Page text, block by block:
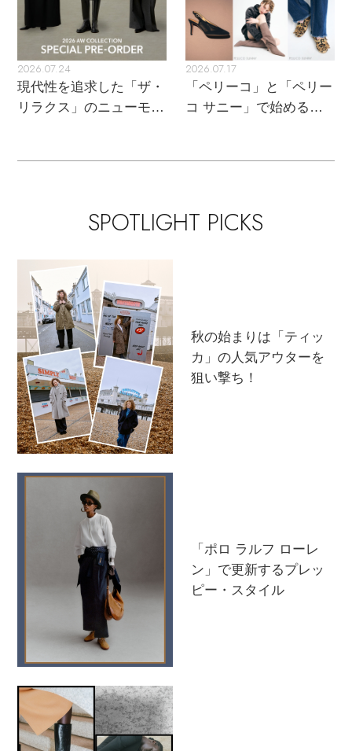
Stay in the Loop
2026.07.24
現代性を追求した「ザ・
リラクス」のニューモダ
2026.07.17
「ペリーコ」と「ペリー
コ サニー」で始める秋
SPOTLIGHT PICKS
秋の始まりは「ティッ
カ」の人気アウターを
狙い撃ち！
「ポロ ラルフ ローレ
ン」で更新するプレッ
ピー・スタイル